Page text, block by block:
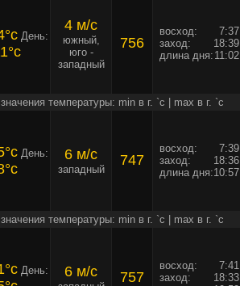
День:
4 м/c
южный,
юго -
западный
756
восход:
7:37
заход:
18:39
длина дня: 11:02
температуры: min в г. `c | max в г. `c
День: 6 м/c
западный
747
восход:
7:39
заход:
18:36
длина дня:10:57
температуры: min в г. `c | max в г. `c
День: 6 м/c 757
восход:
7:41
заход:
18:33